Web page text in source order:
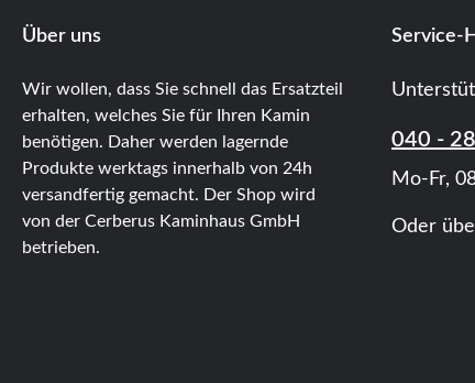
Über uns
Wir wollen, dass Sie schnell das Ersatzteil
erhalten, welches Sie für Ihren Kamin
benötigen. Daher werden lagernde
Produkte werktags innerhalb von 24h
versandfertig gemacht. Der Shop wird
von der Cerberus Kaminhaus GmbH
betrieben.
Service-
040 -
Mo-Fr,
Oder